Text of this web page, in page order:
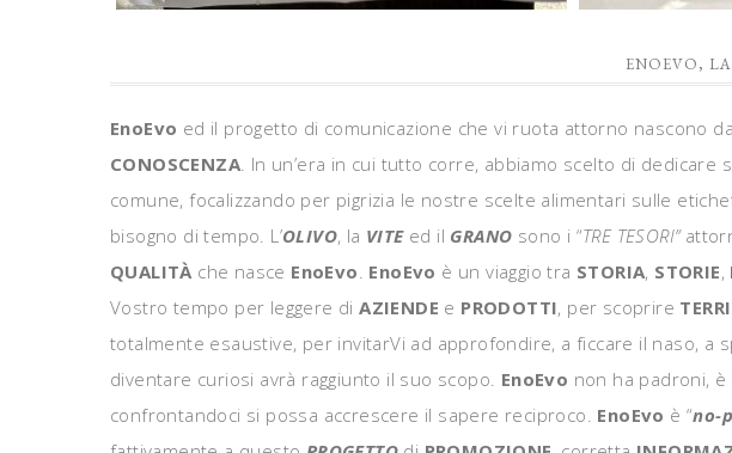
ENOEVO,
EnoEvo ed il progetto di comunicazione che vi ruota attorno nascono
CONOSCENZA . In un’era in cui tutto corre, abbiamo scelto di
comune, focalizzando per pigrizia le nostre scelte alimentari sulle
bisogno di tempo. L’OLIVO, la VITEed il GRANO sono i “TRE TESORI”
QUALITÀ che nasce EnoEvo EnoEvo è un viaggio tra STORIA, STORIE,
Vostro tempo per leggere diAZIENDE e PRODOTTI, per scoprire
totalmente esaustive, per invitarVi ad approfondire, a ficcare il naso, a
diventare curiosi avrà raggiunto il suo scopo. EnoEvo non ha padroni, è
confrontandoci si possa accrescere il sapere reciproco. EnoEvo è “no-